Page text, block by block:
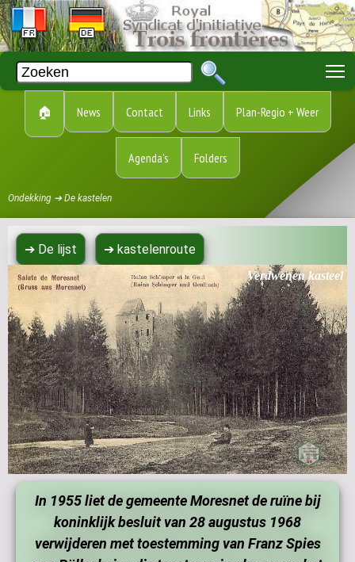
🏠 News Contact Links Plan-Regio + Weer
Agenda's Folders
Ondekking ➔ De kastelen
➔ De lijst ➔ kastelenroute
In 1955 liet de gemeente Moresnet de ruïne bij
koninklijk besluit van 28 augustus 1968
verwijderen met toestemming van Franz Spies
Verdwenen kasteel